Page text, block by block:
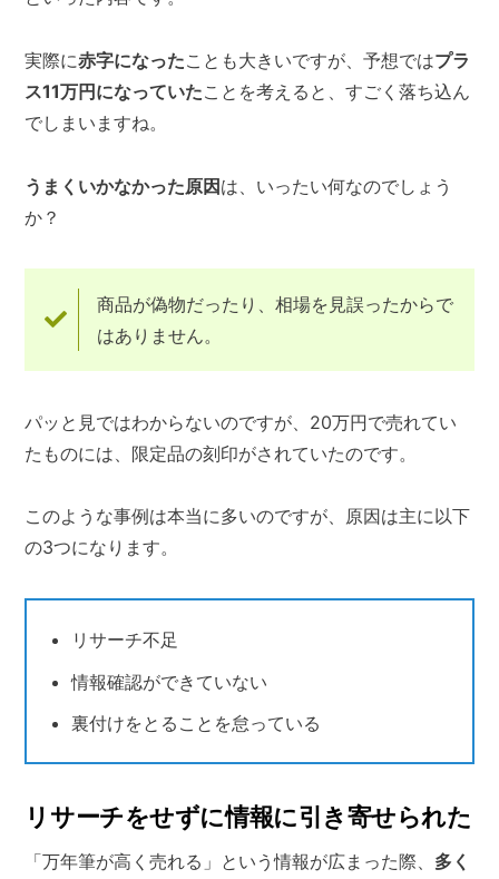
実際に赤字になったことも大きいですが、予想ではプラ
ス11万円になっていたことを考えると、すごく落ち込ん
でしまいますね。
うまくいかなかった原因は、いったい何なのでしょう
か？
商品が偽物だったり、相場を見誤ったからで
はありません。
パッと見ではわからないのですが、20万円で売れてい
たものには、限定品の刻印がされていたのです。
このような事例は本当に多いのですが、原因は主に以下
の3つになります。
リサーチ不足
情報確認ができていない
裏付けをとることを怠っている
リサーチをせずに情報に引き寄せられた
「万年筆が高く売れる」という情報が広まった際、 多く